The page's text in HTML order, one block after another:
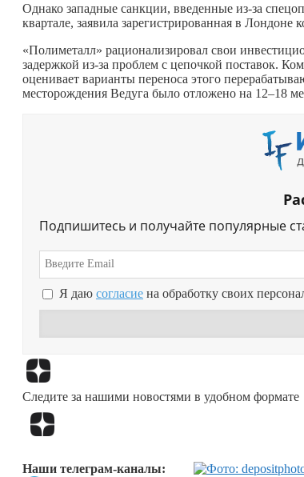
Однако западные санкции, введенные из-за
квартале, заявила зарегистрированная в Лондоне
«Полиметалл» рационализировал свои
задержкой из-за проблем с цепочкой поставок.
оценивает варианты переноса этого
месторождения Ведуга было отложено на 12–18
Подпишитесь и получайте популярные
Я даю согласие на обработку своих
Следите за нашими новостями в удобном формате
Наши телеграм-каналы: